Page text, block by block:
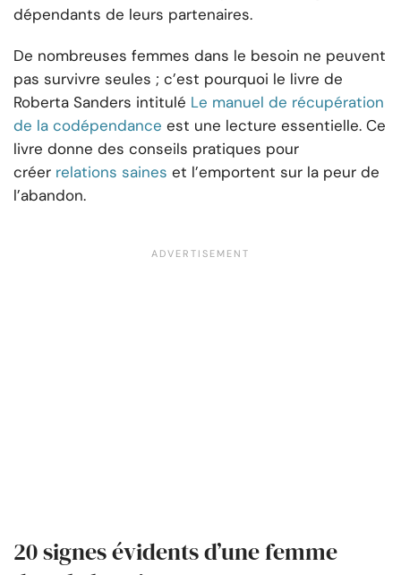
dépendants de leurs partenaires.
De nombreuses femmes dans le besoin ne peuvent
pas survivre seules ; c’est pourquoi le livre de
Roberta Sanders intitulé Le manuel de récupération
de la codépendance est une lecture essentielle. Ce
livre donne des conseils pratiques pour
créer relations saines et l’emportent sur la peur de
l’abandon.
20 signes évidents d’une femme